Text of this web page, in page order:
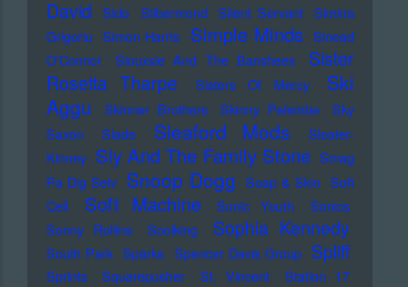
David
Sido Silbermond Silent Servant Simina
Grigoriu Simon Harris Simple Minds Sinead
O'Connor
Siouxsie And The Banshees
Sister
Rosetta Tharpe
Sisters Of Mercy
Ski
Aggu
Skinner Brothers Skinny Pelembe
Sky
Saxon
Slade Sleaford Mods
Sleater-
Kinney Sly And The Family Stone Smag
Pa Dig Selv Snoop Dogg Soap & Skin Soft
Cell
Soft Machine Sonic Youth
Sonics
Sonny Rollins
Soolking Sophia Kennedy
South Park Sparks Spencer Davis Group Spliff
Sprints Squarepusher St. Vincent
Station 17